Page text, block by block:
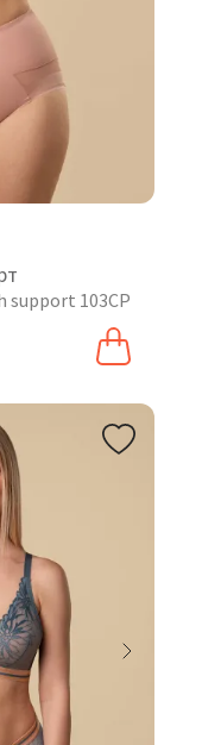
support 103CP